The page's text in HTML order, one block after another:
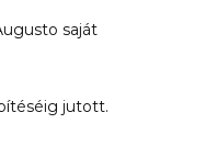
saját
jutott.